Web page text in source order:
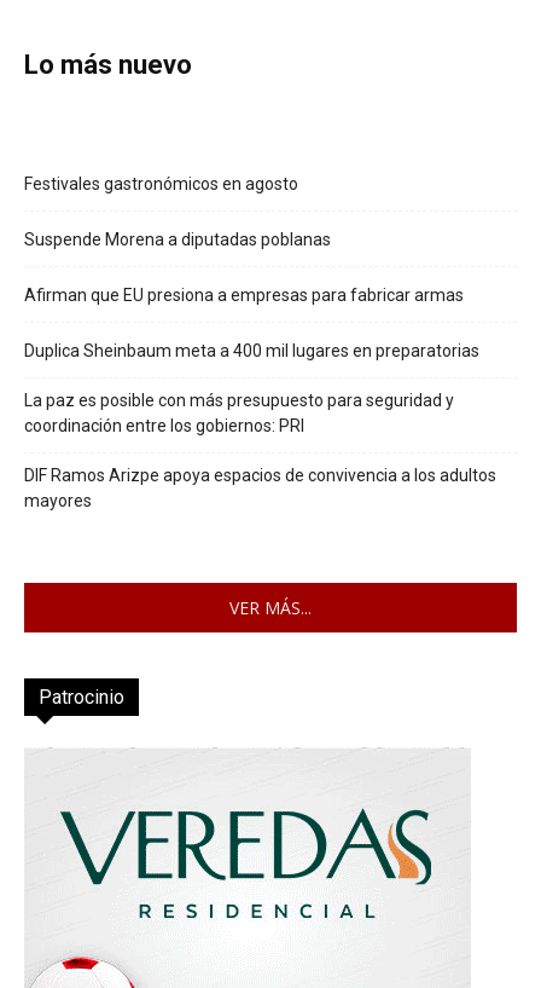
Lo más nuevo
Festivales gastronómicos en agosto
Suspende Morena a diputadas poblanas
Afirman que EU presiona a empresas para fabricar armas
Duplica Sheinbaum meta a 400 mil lugares en preparatorias
La paz es posible con más presupuesto para seguridad y
coordinación entre los gobiernos: PRI
DIF Ramos Arizpe apoya espacios de convivencia a los adultos
mayores
VER MÁS...
Patrocinio